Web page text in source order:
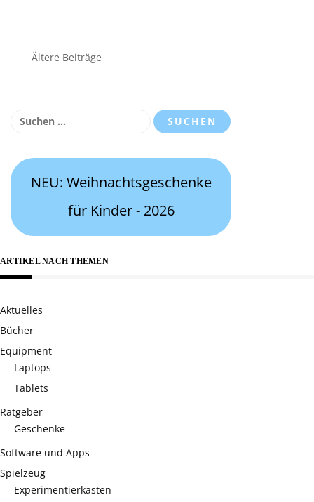
Beitragsnavigation
Ältere Beiträge
Suchen
NEU: Weihnachtsgeschenke
für Kinder - 2026
ARTIKEL NACH THEMEN
Aktuelles
Bücher
Equipment
Laptops
Tablets
Ratgeber
Geschenke
Software und Apps
Spielzeug
Experimentierkasten